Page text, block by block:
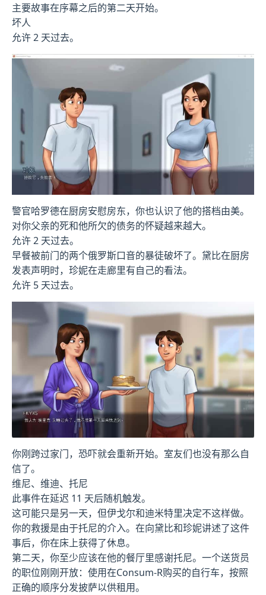
主要故事在序幕之后的第二天开始。
坏人
允许 2 天过去。
警官哈罗德在厨房安慰房东，你也认识了他的搭档由美。
对你父亲的死和他所欠的债务的怀疑越来越大。
允许 2 天过去。
早餐被前门的两个俄罗斯口音的暴徒破坏了。黛比在厨房
发表声明时，珍妮在走廊里有自己的看法。
允许 5 天过去。
你刚跨过家门，恐吓就会重新开始。室友们也没有那么自
信了。
维尼、维迪、托尼
此事件在延迟 11 天后随机触发。
这可能只是另一天，但伊戈尔和迪米特里决定不这样做。
你的救援是由于托尼的介入。在向黛比和珍妮讲述了这件
事后，你在床上获得了休息。
第二天，你至少应该在他的餐厅里感谢托尼。一个送货员
的职位刚刚开放：使用在Consum-R购买的自行车，按照
正确的顺序分发披萨以供租用。